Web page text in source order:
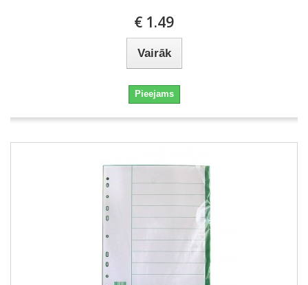
€ 1.49
Vairāk
Pieejams